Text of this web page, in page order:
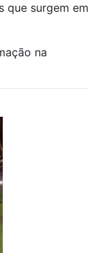
que surgem em
na